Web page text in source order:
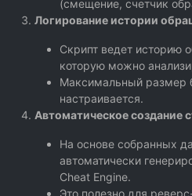
(смещение, счетчик
Логирование истории
Скрипт ведет историю
которую можно
Максимальный размер
настраивается.
Автоматическое создание
На основе собранных
автоматически
Cheat Engine.